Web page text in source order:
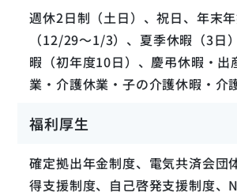
第一開発本部 TU事業部 課長代理
T.T.
第三開発本部 法人ソリューション事業部 課長
Z.L.
第一開発本部 TU事業部 課長代理
福利厚生
募集要項：方式系技術エンジニア、ネット
Cloud技術者
募集要項：バックエンドエンジニア
募集要項：アプリケーションアーキテクト
募集要項：ITサービスマネージャ
週休2日制（土日）、祝日、年末
（12/29～1/3）、夏季休暇（3日
暇（初年度10日）、慶弔休暇・出
業・介護休業・子の介護休暇・介
福利厚生
確定拠出年金制度、電気共済会団
得支援制度、自己啓発支援制度、